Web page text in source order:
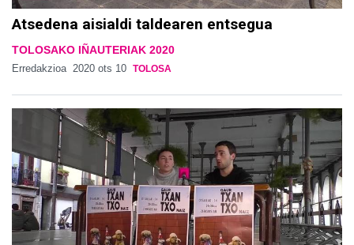
Atsedena aisialdi taldearen entsegua
TOLOSAKO IÑAUTERIAK 2020
Erredakzioa 2020 ots 10 TOLOSA